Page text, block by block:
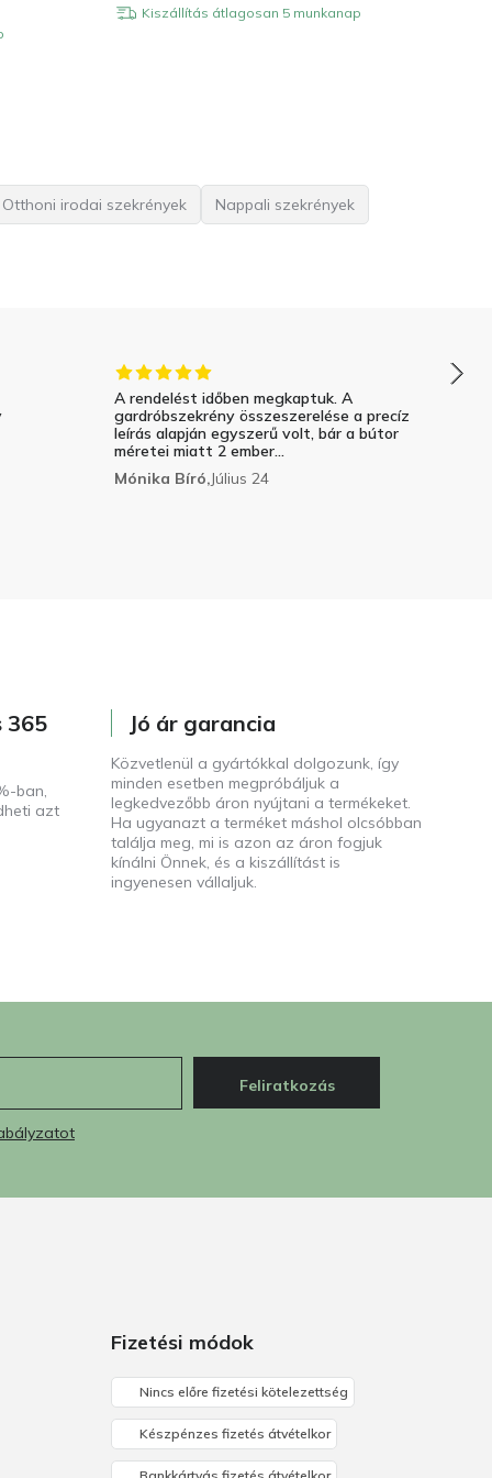
Kiszállítás átlagosan 5 munkanap
Otthoni irodai szekrények
Nappali szekrények
A rendelést időben megkaptuk. A
gardróbszekrény összeszerelése a precíz
leírás alapján egyszerű volt, bár a bútor
méretei miatt 2 ember...
Mónika Bíró,Július 24
365
ban,
azt
Jó ár garancia
Közvetlenül a gyártókkal dolgozunk, így
minden esetben megpróbáljuk a
legkedvezőbb áron nyújtani a termékeket.
Ha ugyanazt a terméket máshol olcsóbban
találja meg, mi is azon az áron fogjuk
kínálni Önnek, és a kiszállítást is
ingyenesen vállaljuk.
Feliratkozás
Fizetési módok
Nincs előre fizetési kötelezettség
Készpénzes fizetés átvételkor